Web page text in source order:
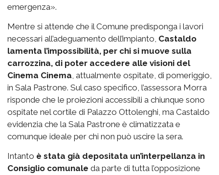
emergenza».
Mentre si attende che il Comune predisponga i lavori
necessari all’adeguamento dell’impianto, Castaldo
lamenta l’impossibilità, per chi si muove sulla
carrozzina, di poter accedere alle visioni del
Cinema Cinema, attualmente ospitate, di pomeriggio,
in Sala Pastrone. Sul caso specifico, l’assessora Morra
risponde che le proiezioni accessibili a chiunque sono
ospitate nel cortile di Palazzo Ottolenghi, ma Castaldo
evidenzia che la Sala Pastrone è climatizzata e
comunque ideale per chi non può uscire la sera.
Intanto è stata già depositata un’interpellanza in
Consiglio comunale da parte di tutta l’opposizione